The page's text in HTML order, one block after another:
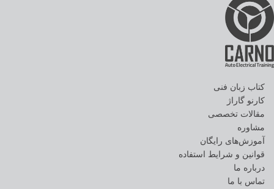
کتاب زبان فنی
کارنو گاراژ
مقالات تخصصی
مشاوره
آموزش‌های رایگان
قوانین و شرایط استفاده
درباره ما
تماس با ما